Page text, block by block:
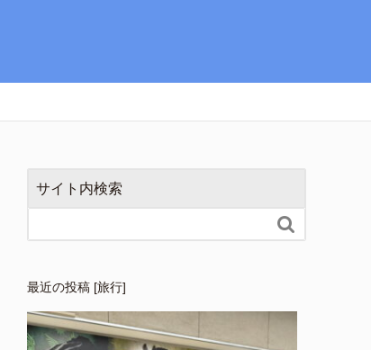
サイト内検索

最近の投稿 [旅行]